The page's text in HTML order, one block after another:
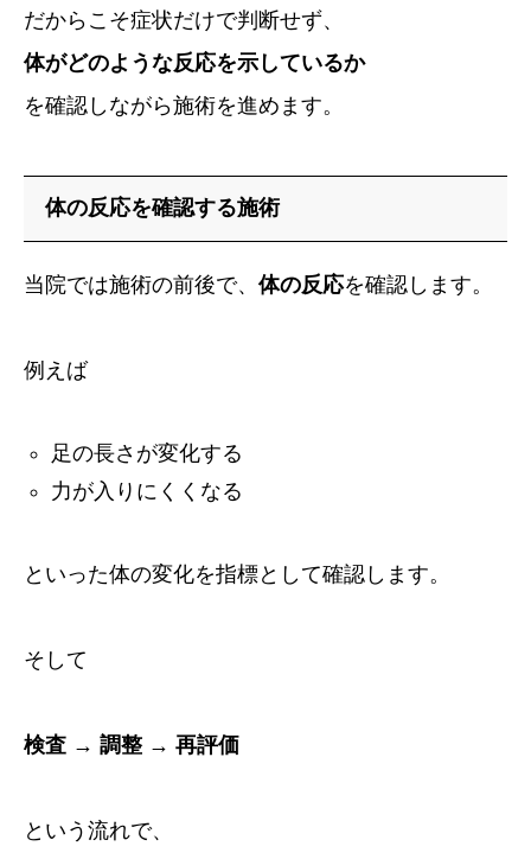
だからこそ症状だけで判断せず、
体がどのような反応を示しているか
を確認しながら施術を進めます。
体の反応を確認する施術
当院では施術の前後で、 体の反応を確認します。
例えば
足の長さが変化する
力が入りにくくなる
といった体の変化を指標として確認します。
そして
検査 → 調整 → 再評価
という流れで、